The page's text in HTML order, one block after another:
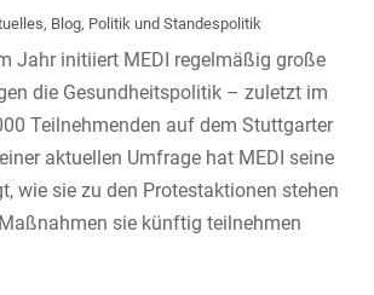
, Blog, Politik und Standespolitik
Jahr initiiert MEDI regelmäßig große
die Gesundheitspolitik – zuletzt im
Teilnehmenden auf dem Stuttgarter
aktuellen Umfrage hat MEDI seine
wie sie zu den Protestaktionen stehen
sie künftig teilnehmen